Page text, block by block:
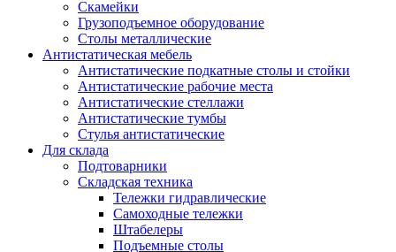
Скамейки
Грузоподъемное оборудование
Столы металлические
Антистатическая мебель
Антистатические подкатные столы и стойки
Антистатические рабочие места
Антистатические стеллажи
Антистатические тумбы
Стулья антистатические
Для склада
Подтоварники
Складская техника
Тележки гидравлические
Самоходные тележки
Штабелеры
Подъемные столы